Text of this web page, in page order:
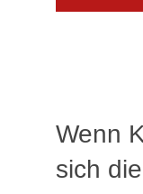
Wenn
sich